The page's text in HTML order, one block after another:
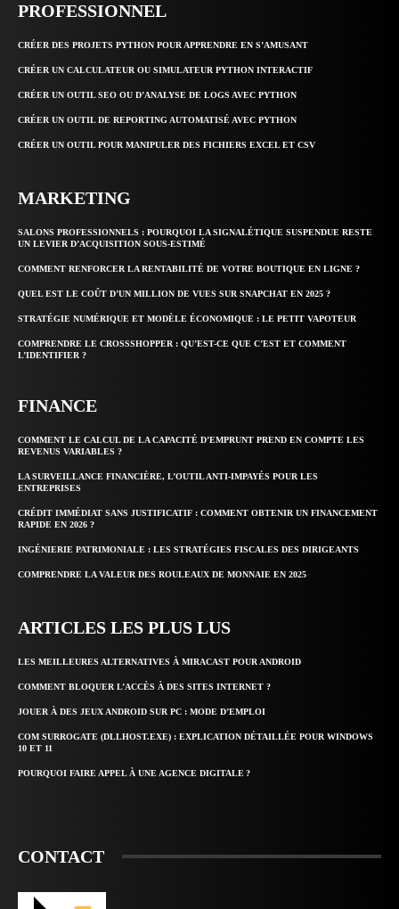
PROFESSIONNEL
CRÉER DES PROJETS PYTHON POUR APPRENDRE EN S’AMUSANT
CRÉER UN CALCULATEUR OU SIMULATEUR PYTHON INTERACTIF
CRÉER UN OUTIL SEO OU D’ANALYSE DE LOGS AVEC PYTHON
CRÉER UN OUTIL DE REPORTING AUTOMATISÉ AVEC PYTHON
CRÉER UN OUTIL POUR MANIPULER DES FICHIERS EXCEL ET CSV
MARKETING
SALONS PROFESSIONNELS : POURQUOI LA SIGNALÉTIQUE SUSPENDUE RESTE
UN LEVIER D’ACQUISITION SOUS-ESTIMÉ
COMMENT RENFORCER LA RENTABILITÉ DE VOTRE BOUTIQUE EN LIGNE ?
QUEL EST LE COÛT D’UN MILLION DE VUES SUR SNAPCHAT EN 2025 ?
STRATÉGIE NUMÉRIQUE ET MODÈLE ÉCONOMIQUE : LE PETIT VAPOTEUR
COMPRENDRE LE CROSSSHOPPER : QU’EST-CE QUE C’EST ET COMMENT
L’IDENTIFIER ?
FINANCE
COMMENT LE CALCUL DE LA CAPACITÉ D’EMPRUNT PREND EN COMPTE LES
REVENUS VARIABLES ?
LA SURVEILLANCE FINANCIÈRE, L’OUTIL ANTI-IMPAYÉS POUR LES
ENTREPRISES
CRÉDIT IMMÉDIAT SANS JUSTIFICATIF : COMMENT OBTENIR UN FINANCEMENT
RAPIDE EN 2026 ?
INGÉNIERIE PATRIMONIALE : LES STRATÉGIES FISCALES DES DIRIGEANTS
COMPRENDRE LA VALEUR DES ROULEAUX DE MONNAIE EN 2025
ARTICLES LES PLUS LUS
LES MEILLEURES ALTERNATIVES À MIRACAST POUR ANDROID
COMMENT BLOQUER L’ACCÈS À DES SITES INTERNET ?
JOUER À DES JEUX ANDROID SUR PC : MODE D’EMPLOI
COM SURROGATE (DLLHOST.EXE) : EXPLICATION DÉTAILLÉE POUR WINDOWS
10 ET 11
POURQUOI FAIRE APPEL À UNE AGENCE DIGITALE ?
CONTACT